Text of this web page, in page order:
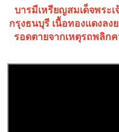
บารมีเหรียญสมเด็จพระ
กรุงธนบุรี เนื้อทองแดงล
รอดตายจากเหตุรถพลิก